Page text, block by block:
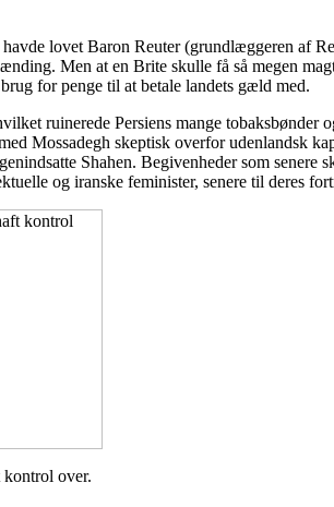
lovet Baron Reuter (grundlæggeren af
Men at en Brite skulle få så megen
for penge til at betale landets gæld med.
ruinerede Persiens mange
Mossadegh skeptisk overfor udenlandsk
Shahen. Begivenheder som
og iranske feminister, senere til deres
kontrol over.